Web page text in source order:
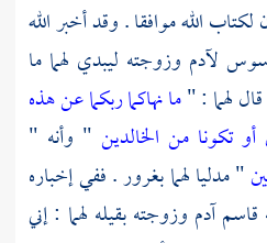
الله موافقا . وقد أخبر الله
لآدم وزوجته ليبدي لهما ما
لهما : "ما نهاكما ربكما عن هذه
تكونا من الخالدين " وأنه "
" مدليا لهما بغرور . ففي إخباره
قاسمآدم وزوجته بقيله لهما : إني